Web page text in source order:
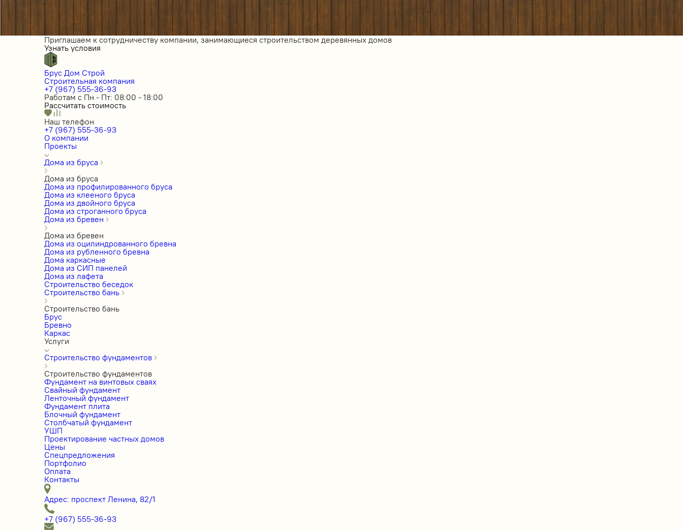
Приглашаем к сотрудничеству компании, занимающиеся строительством деревянных домов
Узнать условия
Брус Дом Строй
Строительная компания
+7 (967) 555-36-93
Работам с Пн - Пт: 08:00 - 18:00
Рассчитать стоимость
Наш телефон
+7 (967) 555-36-93
О компании
Проекты
Дома из бруса
Дома из бруса
Дома из профилированного бруса
Дома из клееного бруса
Дома из двойного бруса
Дома из строганного бруса
Дома из бревен
Дома из бревен
Дома из оцилиндрованного бревна
Дома из рубленного бревна
Дома каркасные
Дома из СИП панелей
Дома из лафета
Строительство беседок
Строительство бань
Строительство бань
Брус
Бревно
Каркас
Услуги
Строительство фундаментов
Строительство фундаментов
Фундамент на винтовых сваях
Свайный фундамент
Ленточный фундамент
Фундамент плита
Блочный фундамент
Столбчатый фундамент
УШП
Проектирование частных домов
Цены
Спецпредложения
Портфолио
Оплата
Контакты
Адрес: проспект Ленина, 82/1
+7 (967) 555-36-93